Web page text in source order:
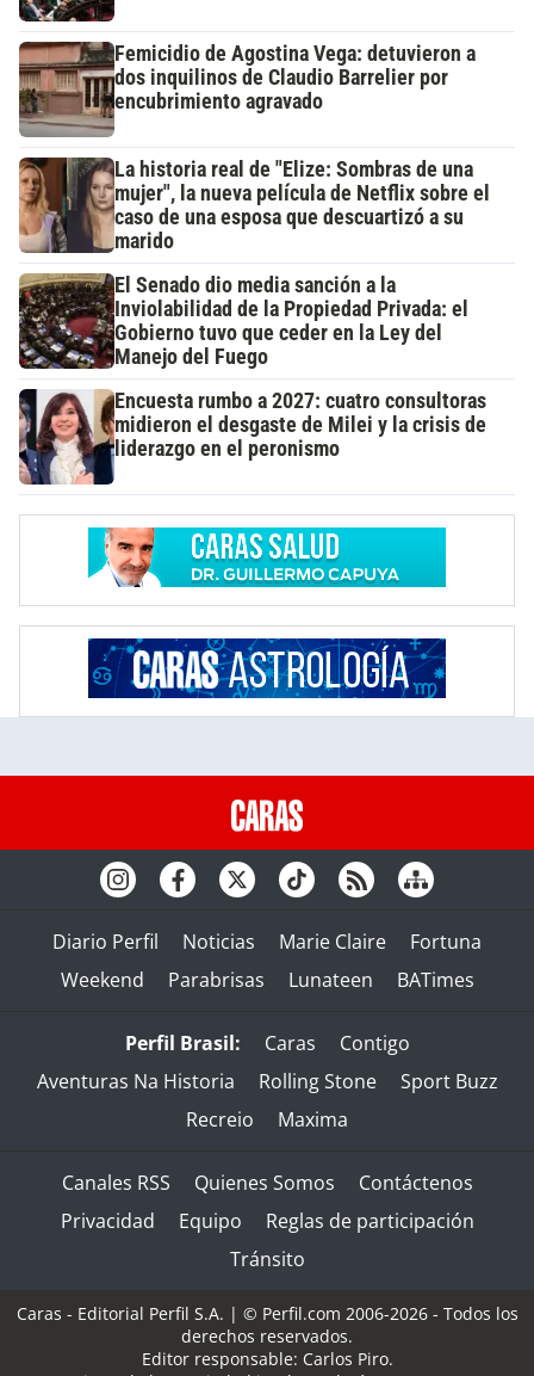
Femicidio de Agostina Vega: detuvieron a
dos inquilinos de Claudio Barrelier por
encubrimiento agravado
La historia real de "Elize: Sombras de una
mujer", la nueva película de Netflix sobre el
caso de una esposa que descuartizó a su
marido
El Senado dio media sanción a la
Inviolabilidad de la Propiedad Privada: el
Gobierno tuvo que ceder en la Ley del
Manejo del Fuego
Encuesta rumbo a 2027: cuatro consultoras
midieron el desgaste de Milei y la crisis de
liderazgo en el peronismo
Diario Perfil Noticias Marie Claire
Fortuna
Weekend
Parabrisas Lunateen BATimes
Perfil Brasil: Caras
Contigo
Aventuras Na Historia
Rolling Stone
Sport Buzz
Recreio
Maxima
Canales RSS Quienes Somos
Contáctenos
Privacidad
Equipo
Reglas de participación
Tránsito
Caras - Editorial Perfil S.A. | © Perfil.com 2006-2026 - Todos los
derechos reservados.
Editor responsable: Carlos Piro.